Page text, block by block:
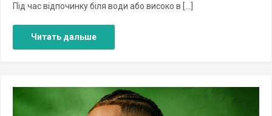
Під час відпочинку біля води або високо в […]
Читать дальше